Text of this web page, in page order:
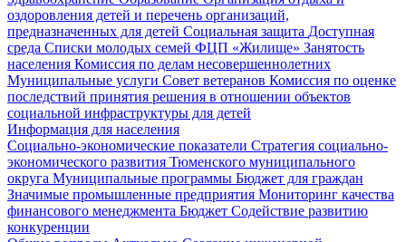
оздоровления детей и перечень организаций,
предназначенных для детей Социальная защита Доступная
среда Списки молодых семей ФЦП «Жилище» Занятость
населения Комиссия по делам несовершеннолетних
Муниципальные услуги Совет ветеранов Комиссия по оценке
последствий принятия решения в отношении объектов
социальной инфраструктуры для детей
Информация для населения
Социально-экономические показатели Стратегия социально-
экономического развития Тюменского муниципального
округа Муниципальные программы Бюджет для граждан
Значимые промышленные предприятия Мониторинг качества
финансового менеджмента Бюджет Содействие развитию
конкуренции